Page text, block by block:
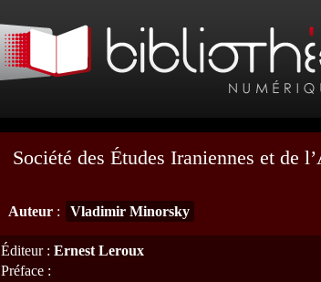
Société des Études Iraniennes et de
Auteur : Vladimir Minorsky
Éditeur: Ernest Leroux
Préface :